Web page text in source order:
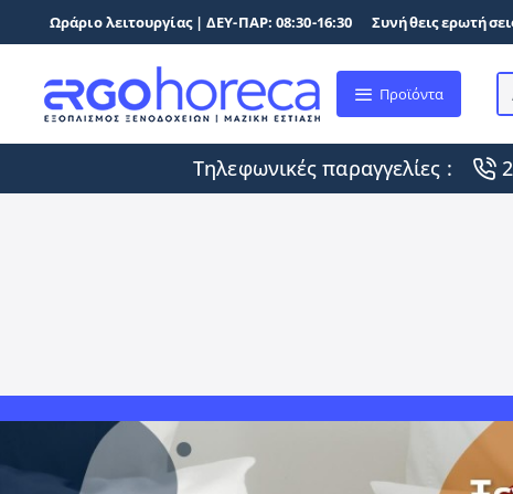
Ωράριο λειτουργίας | ΔΕΥ-ΠΑΡ: 08:30-16:30 Συνήθεις
Προϊόντα
τη
Τηλεφωνικές παραγγελίες :